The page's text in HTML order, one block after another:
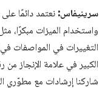
سرينيفاس: نعتمد دائمًا
واستخدام الميزات مبكرًا،
شاركنا إرشادات مع مطوّري